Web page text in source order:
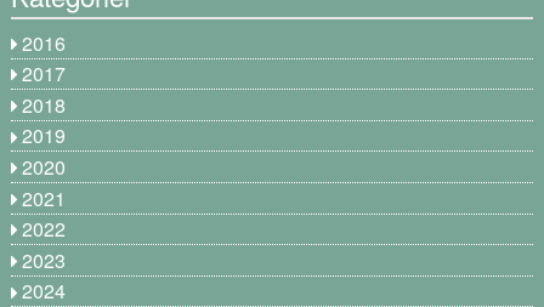
2016
2017
2018
2019
2020
2021
2022
2023
2024